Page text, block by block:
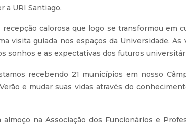
a URI Santiago.
calorosa que logo se transformou em
visita guiada nos espaços da Universidade.
sonhos e as expectativas dos futuros
recebendo 21 municípios em nosso
e mudar suas vidas através do
na Associação dos Funcionários e